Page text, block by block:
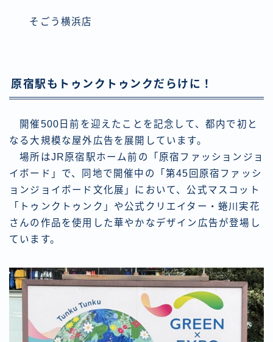
そごう横浜店
原宿駅もトゥンクトゥンクだらけに！
開催500日前を迎えたことを記念して、都内で初と
なる大規模な屋外広告を展開しています。
場所はJR原宿駅ホーム前の「原宿ファッションジョ
イボード」で、同地で開催中の「第45回原宿ファッシ
ョンジョイボード文化展」において、公式マスコット
「トゥンクトゥンク」や公式クリエイター・蜷川実花
さんの作品を使用した華やかなデザイン広告が登場し
ています。